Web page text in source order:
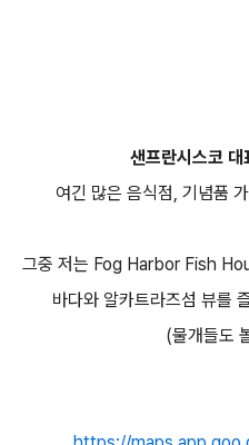
샌프란시스코
여긴 많은 음식점, 기념품
그중 저는 Fog Harbor Fish
바다와 알카트라즈섬 뷰를
(물개들도